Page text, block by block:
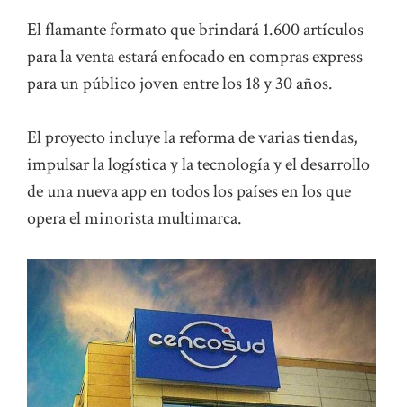
El flamante formato que brindará 1.600 artículos
para la venta estará enfocado en compras express
para un público joven entre los 18 y 30 años.
El proyecto incluye la reforma de varias tiendas,
impulsar la logística y la tecnología y el desarrollo
de una nueva app en todos los países en los que
opera el minorista multimarca.